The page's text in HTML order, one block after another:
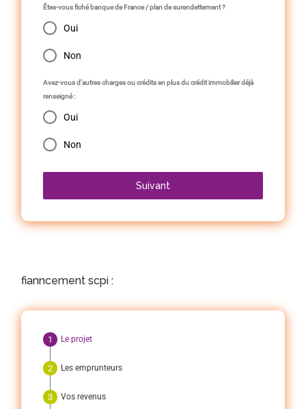
Êtes-vous fiché banque de France / plan de surendettement ?
Oui
Non
Avez-vous d’autres charges ou crédits en plus du crédit immobilier déjà
renseigné :
Oui
Non
Suivant
fianncement scpi :
Le projet
Les emprunteurs
Vos revenus